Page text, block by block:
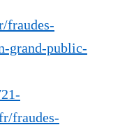
fraudes-
grand-public-
fraudes-